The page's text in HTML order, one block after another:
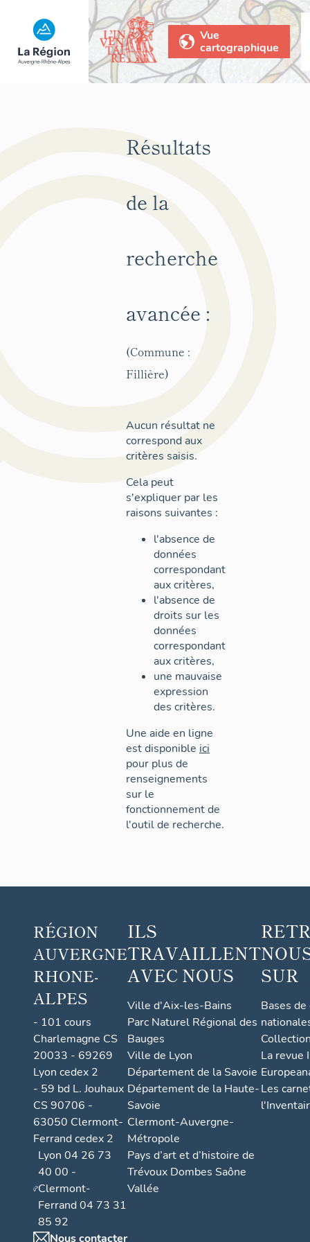
Vue
cartographique
Résultats
de la
recherche
avancée :
(Commune :
Fillière)
Aucun résultat ne
correspond aux
critères saisis.
Cela peut
s'expliquer par les
raisons suivantes :
l'absence de
données
correspondant
aux critères,
l'absence de
droits sur les
données
correspondant
aux critères,
une mauvaise
expression
des critères.
Une aide en ligne
est disponible ici
pour plus de
renseignements
sur le
fonctionnement de
l'outil de recherche.
RÉGION
AUVERGNE
RHONE-
ALPES
- 101 cours
Charlemagne CS
20033 - 69269
Lyon cedex 2
- 59 bd L. Jouhaux
CS 90706 -
63050 Clermont-
Ferrand cedex 2
Lyon 04 26 73
40 00 -
Clermont-
Ferrand 04 73 31
85 92
Nous contacter
ILS
TRAVAILLENT
AVEC NOUS
Ville d'Aix-les-Bains
Parc Naturel Régional des
Bauges
Ville de Lyon
Département de la Savoie
Département de la Haute-
Savoie
Clermont-Auvergne-
Métropole
Pays d’art et d’histoire de
Trévoux Dombes Saône
Vallée
SUR
Bases
La revue
Les